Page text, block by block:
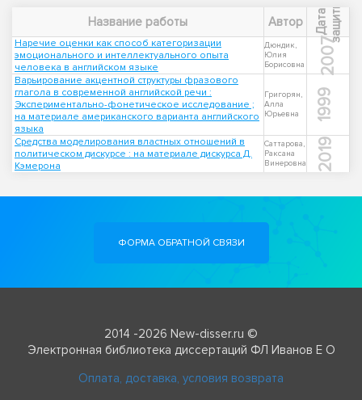
Название работы Автор Д
а
т
а
з
а
щ
и
т ы
Наречие оценки как способ категоризации
эмоционального и интеллектуального опыта
человека в английском языке
Дюндик,
Юлия
Борисовна
2007
Варьирование акцентной структуры фразового
глагола в современной английской речи :
Экспериментально-фонетическое исследование ;
на материале американского варианта английского
языка
Григорян,
Алла
Юрьевна
1999
Средства моделирования властных отношений в
политическом дискурсе : на материале дискурса Д.
Кэмерона
Саттарова,
Раксана
Винеровна
2019
ФОРМА ОБРАТНОЙ СВЯЗИ
2014 -2026 New-disser.ru ©
Электронная библиотека диссертаций ФЛ Иванов Е О
Оплата, доставка, условия возврата